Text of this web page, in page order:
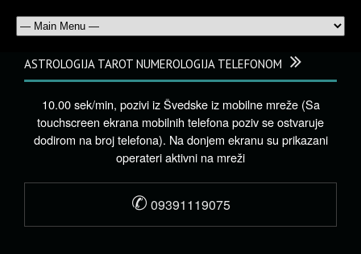
ASTROLOGIJA TAROT NUMEROLOGIJA TELEFONOM
10.00 sek/min, pozivi iz Švedske iz mobilne mreže (Sa
touchscreen ekrana mobilnih telefona poziv se ostvaruje
dodirom na broj telefona). Na donjem ekranu su prikazani
operateri aktivni na mreži
✆ 09391119075